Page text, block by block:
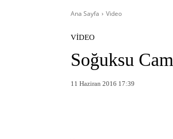
Ana Sayfa Video
VIDEO
Soğuksu
11 Haziran 2016 17:39